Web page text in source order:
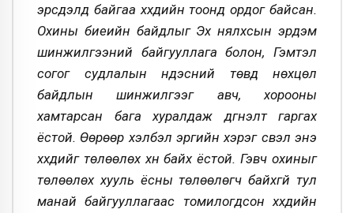
эрсдэлд байгаа хүүхдийн тоонд ордог байсан.
Охины биеийн байдлыг Эх нялхсын эрдэм
шинжилгээний байгууллага болон, Гэмтэл
согог судлалын үндэсний төвд нөхцөл
байдлын шинжилгээг авч, хорооны
хамтарсан бага хуралдаж дүгнэлт гаргах
ёстой. Өөрөөр хэлбэл эрүүгийн хэрэг үүсвэл энэ
хүүхдийг төлөөлөх хүн байх ёстой. Гэвч охиныг
төлөөлөх хууль ёсны төлөөлөгч байхгүй тул
манай байгууллагаас томилогдсон хүүхдийн